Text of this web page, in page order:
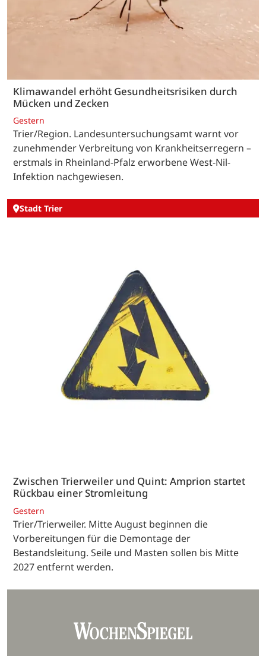
Klimawandel erhöht Gesundheitsrisiken durch
Mücken und Zecken
Gestern
Trier/Region. Landesuntersuchungsamt warnt vor
zunehmender Verbreitung von Krankheitserregern –
erstmals in Rheinland-Pfalz erworbene West-Nil-
Infektion nachgewiesen.
Stadt Trier
Zwischen Trierweiler und Quint: Amprion startet
Rückbau einer Stromleitung
Gestern
Trier/Trierweiler. Mitte August beginnen die
Vorbereitungen für die Demontage der
Bestandsleitung. Seile und Masten sollen bis Mitte
2027 entfernt werden.